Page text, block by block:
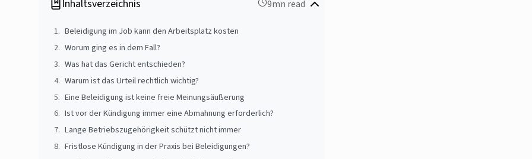
Inhaltsverzeichnis 9mn read
Beleidigung im Job kann den Arbeitsplatz kosten
Worum ging es in dem Fall?
Was hat das Gericht entschieden?
Warum ist das Urteil rechtlich wichtig?
Eine Beleidigung ist keine freie Meinungsäußerung
Ist vor der Kündigung immer eine Abmahnung erforderlich?
Lange Betriebszugehörigkeit schützt nicht immer
Fristlose Kündigung in der Praxis bei Beleidigungen?